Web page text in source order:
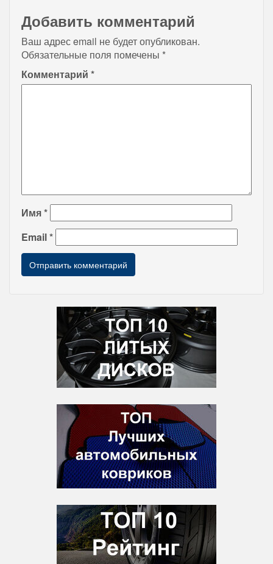
Добавить комментарий
Ваш адрес email не будет опубликован.
Обязательные поля помечены *
Комментарий *
Имя*
Email*